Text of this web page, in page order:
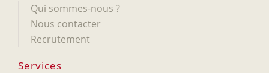
Qui sommes-nous ?
Nous contacter
Recrutement
Services